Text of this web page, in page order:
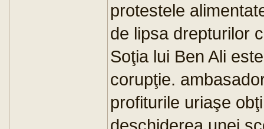
protestele
de lipsa drepturilor
Soţia lui Ben Ali
corupţie.
profiturile uriaşe